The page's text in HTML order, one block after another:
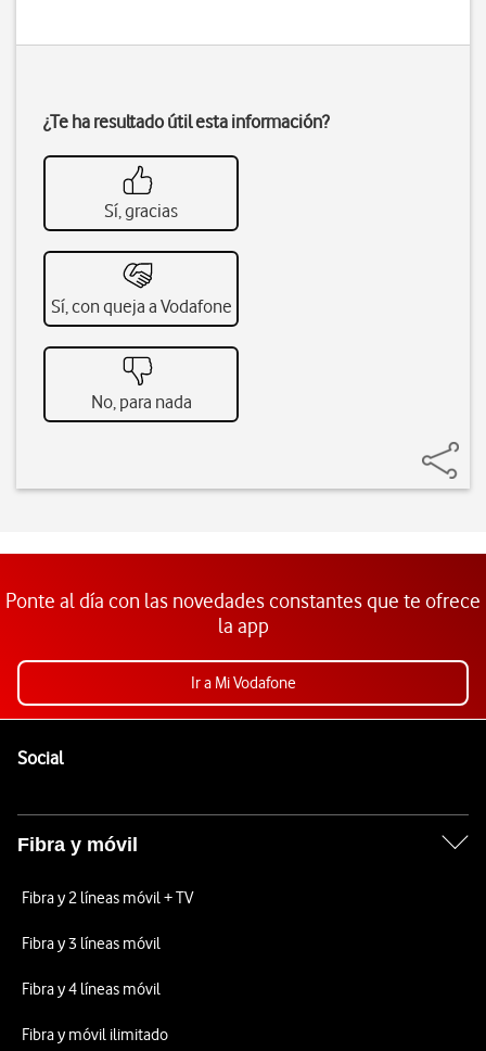
¿Te ha resultado útil esta información?
Sí, gracias
Sí, con queja a Vodafone
No, para nada
Ponte al día con las novedades constantes que te ofrece
la app
Ir a Mi Vodafone
SocialEnlaces a las redes sociales de Vodafone
Fibra y móvil
Fibra y 2 líneas móvil + TV
Fibra y 3 líneas móvil
Fibra y 4 líneas móvil
Fibra y móvil ilimitado